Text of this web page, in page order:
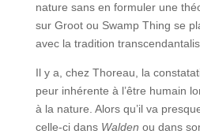
nature sans en formuler une
sur Groot ou Swamp Thing se
avec la tradition
Il y a, chez Thoreau, la
peur inhérente à l’être humain
à la nature. Alors qu’il va
celle-ci dans Walden ou dans